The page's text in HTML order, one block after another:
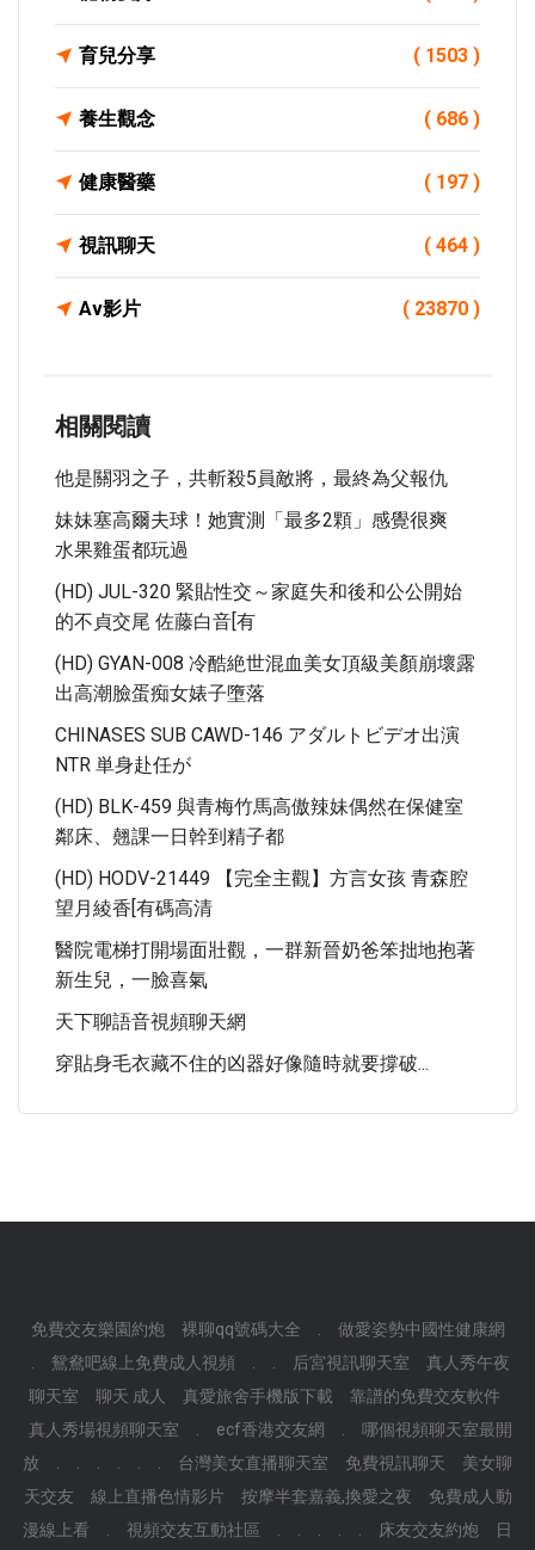
育兒分享 ( 1503 )
養生觀念 ( 686 )
健康醫藥 ( 197 )
視訊聊天 ( 464 )
Av影片 ( 23870 )
相關閱讀
他是關羽之子，共斬殺5員敵將，最終為父報仇
妹妹塞高爾夫球！她實測「最多2顆」感覺很爽
水果雞蛋都玩過
(HD) JUL-320 緊貼性交～家庭失和後和公公開始
的不貞交尾 佐藤白音[有
(HD) GYAN-008 冷酷絶世混血美女頂級美顏崩壞露
出高潮臉蛋痴女婊子墮落
CHINASES SUB CAWD-146 アダルトビデオ出演
NTR 単身赴任が
(HD) BLK-459 與青梅竹馬高傲辣妹偶然在保健室
鄰床、翹課一日幹到精子都
(HD) HODV-21449 【完全主觀】方言女孩 青森腔
望月綾香[有碼高清
醫院電梯打開場面壯觀，一群新晉奶爸笨拙地抱著
新生兒，一臉喜氣
天下聊語音視頻聊天網
穿貼身毛衣藏不住的凶器好像隨時就要撐破...
免費交友樂園約炮 裸聊qq號碼大全
做愛姿勢中國性健康網
鴛鴦吧線上免費成人視頻 后宮視訊聊天室
真人秀午夜
聊天室
聊天 成人 真愛旅舍手機版下載
靠譜的免費交友軟件
真人秀場視頻聊天室
ecf香港交友網
哪個視頻聊天室最開
放
台灣美女直播聊天室 免費視訊聊天
美女聊
天交友
線上直播色情影片 按摩半套嘉義,換愛之夜
免費成人動
漫線上看
視頻交友互動社區 床友交友約炮 日